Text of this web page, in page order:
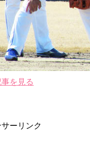
を見る
ーリンク